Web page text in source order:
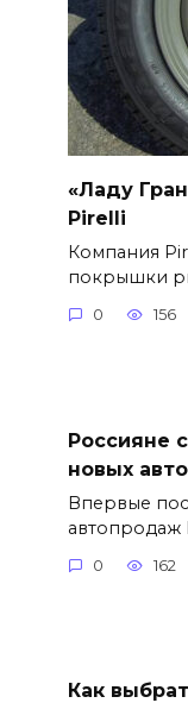
«Ладу
Pirelli
Компания
покрышки
0 156
Россияне
новых авто
Впервые
0 162
Как